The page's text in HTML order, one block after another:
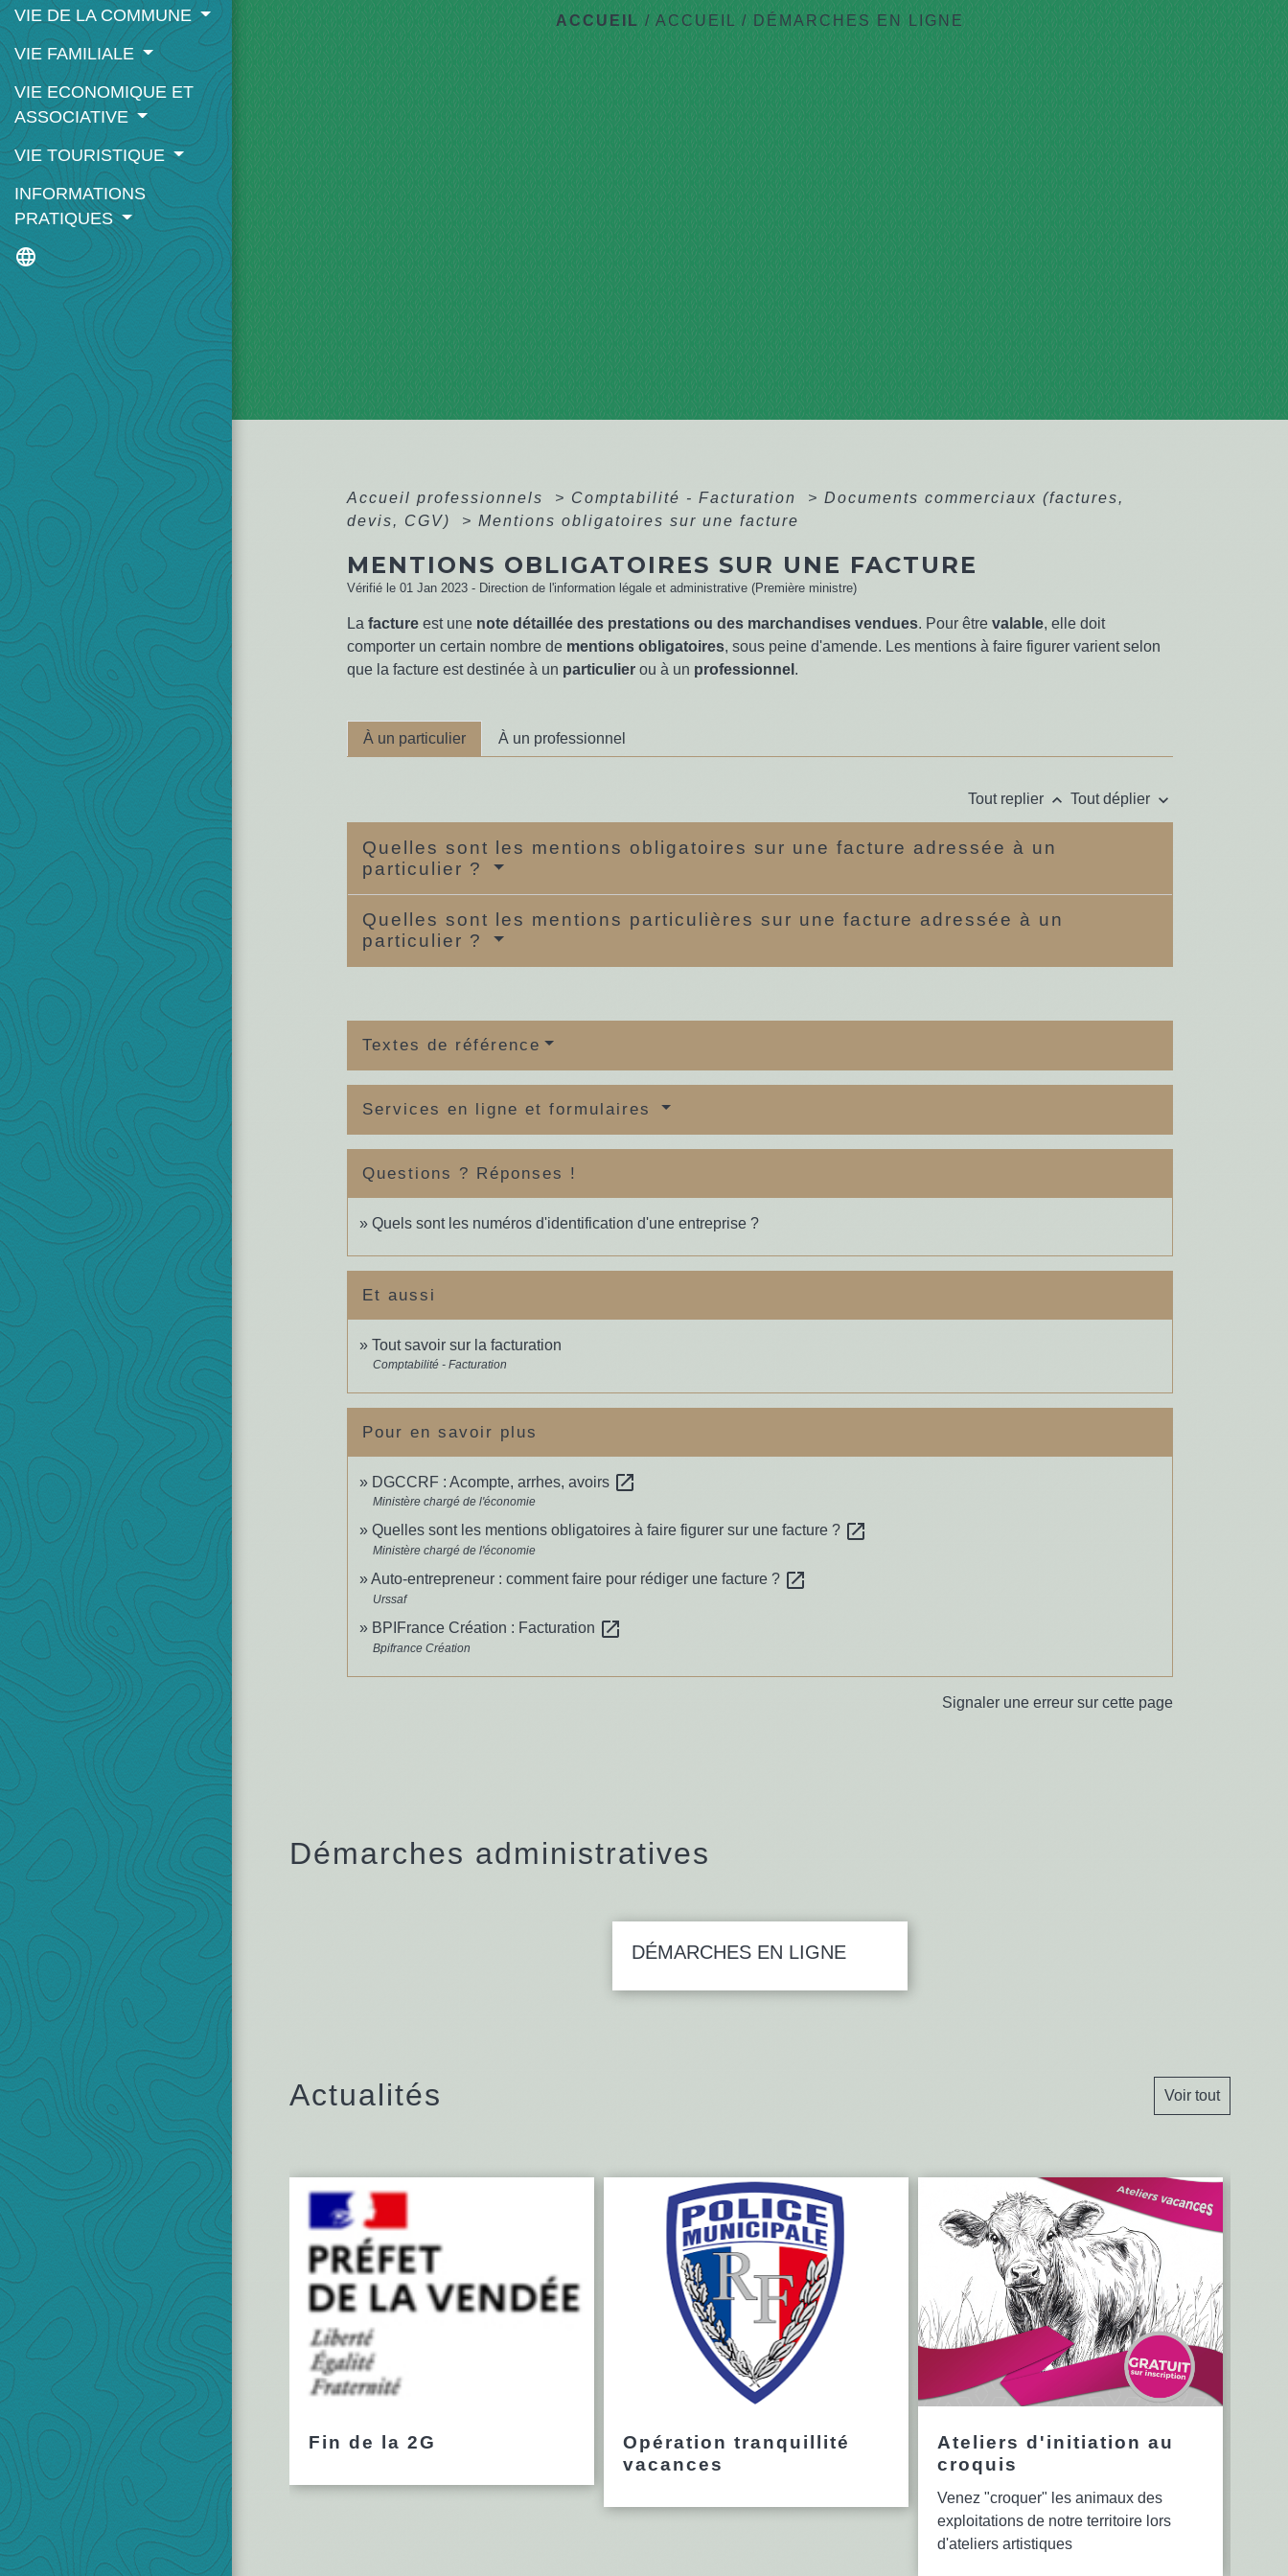
VIE DE LA COMMUNE
VIE FAMILIALE
VIE ECONOMIQUE ET
ASSOCIATIVE
VIE TOURISTIQUE
INFORMATIONS
PRATIQUES
language
ACCUEIL/ACCUEIL / DÉMARCHES EN LIGNE
Accueil professionnels > Comptabilité - Facturation > Documents commerciaux (factures,
devis, CGV)
> Mentions obligatoires sur une facture
MENTIONS OBLIGATOIRES SUR UNE FACTURE
Vérifié le 01 Jan 2023 - Direction de l'information légale et administrative (Première ministre)
La factureest une note détaillée des prestations ou des marchandises vendues. Pour être valable, elle doit
comporter un certain nombre de mentions obligatoires, sous peine d'amende. Les mentions à faire figurer varient selon
que la facture est destinée à un particulierou à un professionnel .
À un particulier À un professionnel
Tout replier keyboard_arrow_up Tout déplier keyboard_arrow_down
Quelles sont les mentions obligatoires sur une facture adressée à un
particulier ?
Quelles sont les mentions particulières sur une facture adressée à un
particulier ?
Textes de référence
Services en ligne et formulaires
Questions ? Réponses !
Quels sont les numéros d'identification d'une entreprise ?
Et aussi
Tout savoir sur la facturation
Comptabilité - Facturation
Pour en savoir plus
DGCCRF : Acompte, arrhes, avoirs open_in_new
Ministère chargé de l'économie
Quelles sont les mentions obligatoires à faire figurer sur une facture ? open_in_new
Ministère chargé de l'économie
Auto-entrepreneur : comment faire pour rédiger une facture ? open_in_new
Urssaf
BPIFrance Création : Facturation open_in_new
Bpifrance Création
Signaler une erreur sur cette page
Démarches administratives
DÉMARCHES EN LIGNE
Actualités Voir tout
Fin de la 2G
Opération tranquillité
vacances
Ateliers d'initiation au
croquis
Venez "croquer" les animaux des
exploitations de notre territoire lors
d'ateliers artistiques